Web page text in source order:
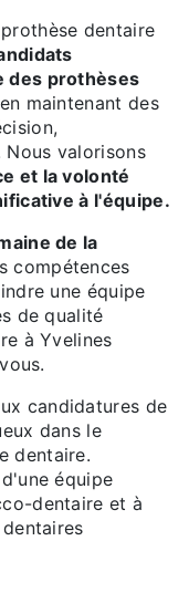
dentaire
des prothèses
maintenant des
valorisons
et la volonté
à l'équipe.
de la
compétences
une équipe
de qualité
à Yvelines
candidatures de
dans le
dentaire.
équipe
dentaire et à